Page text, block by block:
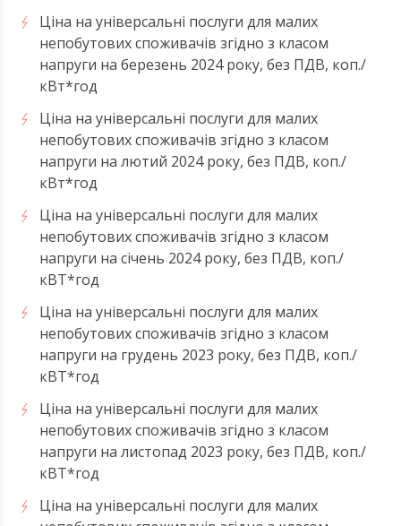
Ціна на універсальні послуги для малих
непобутових споживачів згідно з класом
напруги на березень 2024 року, без ПДВ, коп./
кВт*год
Ціна на універсальні послуги для малих
непобутових споживачів згідно з класом
напруги на лютий 2024 року, без ПДВ, коп./
кВт*год
Ціна на універсальні послуги для малих
непобутових споживачів згідно з класом
напруги на січень 2024 року, без ПДВ, коп./
кВТ*год
Ціна на універсальні послуги для малих
непобутових споживачів згідно з класом
напруги на грудень 2023 року, без ПДВ, коп./
кВТ*год
Ціна на універсальні послуги для малих
непобутових споживачів згідно з класом
напруги на листопад 2023 року, без ПДВ, коп./
кВТ*год
Ціна на універсальні послуги для малих